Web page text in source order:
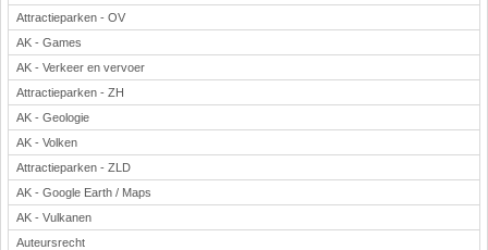
Attractieparken - OV
AK - Games
AK - Verkeer en vervoer
Attractieparken - ZH
AK - Geologie
AK - Volken
Attractieparken - ZLD
AK - Google Earth / Maps
AK - Vulkanen
Auteursrecht